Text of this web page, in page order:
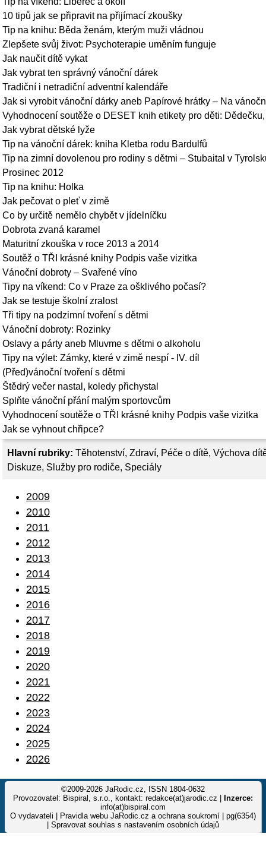
Hlavní rubriky: Těhotenství, Zdraví, Péče o dítě, Výchova
Diskuze, Služby pro rodiče, Speciály
2009
2010
2011
2012
2013
2014
2015
2016
2017
2018
2019
2020
2021
2022
2023
2024
2025
2026
10 tipů jak se připravit na přijímací zkoušky
Tip na knihu: Běda ženám, kterým muži vládnou
Zlepšete svůj život: Psychoterapie uměním funguje
Jak naučit dítě vykat
Jak vybrat ten správný vánoční dárek
Tradiční i netradiční adventní kalendáře
Jak si vyrobit vánoční dárky aneb Papírové hrátky – Na
Vyhodnocení soutěže o DESET knih etikety pro děti:
Jak vybrat dětské lyže
Tip na vánoční dárek: kniha Kletba rodu Bardulfů
Tip na zimní dovolenou pro rodiny s dětmi – Stubaital v
Prosinec 2012
Tip na knihu: Holka
Jak pečovat o pleť v zimě
Co by určitě nemělo chybět v jídelníčku
Dobrota zvaná karamel
Maturitní zkouška v roce 2013 a 2014
Soutěž o TŘI krásné knihy Podpis vaše vizitka
Vánoční dobroty – Svařené víno
Tipy na víkend: Co v Praze za ošklivého počasí?
Jak se testuje školní zralost
Tři tipy na podzimní tvoření s dětmi
Vánoční dobroty: Rozinky
Oslavy a párty aneb Mluvme s dětmi o alkoholu
Tipy na výlet: Zámky, které v zimě nespí - IV. díl
(Před)vánoční tvoření s dětmi
Štědrý večer nastal, koledy přichystal
Splňte vánoční přání malým sportovcům
Vyhodnocení soutěže o TŘI krásné knihy Podpis vaše vizitka
Jak se vyhnout chřipce?
©2009-2026 JaRodic.cz, ISSN 1804-0632
Provozovatel: Bispiral, s.r.o., kontakt: redakce(at)jarodic.cz |
Inzerce:
info(at)bispiral.com
O vydavateli
Pravidla webu JaRodic.cz a ochrana soukromí | pg(6354)
Spravovat souhlas s nastavením osobních údajů